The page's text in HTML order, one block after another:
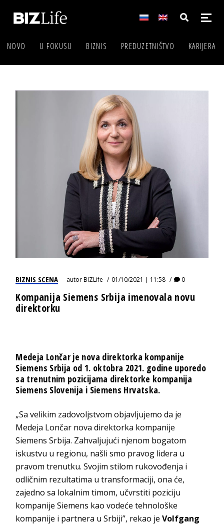
NOVO U FOKUSU BIZNIS PREDUZETNIŠTVO KARIJERA
BIZNIS SCENA autorBIZLife 01/10/2021 | 11:58 0
Kompanija Siemens Srbija imenovala novu
direktorku
Medeja Lončar je nova direktorka kompanije
Siemens Srbija od 1. oktobra 2021. godine uporedo
sa trenutnim pozicijama direktorke kompanija
Siemens Slovenija i Siemens Hrvatska.
„Sa velikim zadovoljstvom objavljujemo da je
Medeja Lončar nova direktorka kompanije
Siemens Srbija. Zahvaljujući njenom bogatom
iskustvu u regionu, našli smo pravog lidera u
pravom trenutku. Svojim stilom rukovođenja i
odličnim rezultatima u transformaciji, ona će,
zajedno sa lokalnim timom, učvrstiti poziciju
kompanije Siemens kao vodeće tehnološke
kompanije i partnera u Srbiji”, rekao jeVolfgang